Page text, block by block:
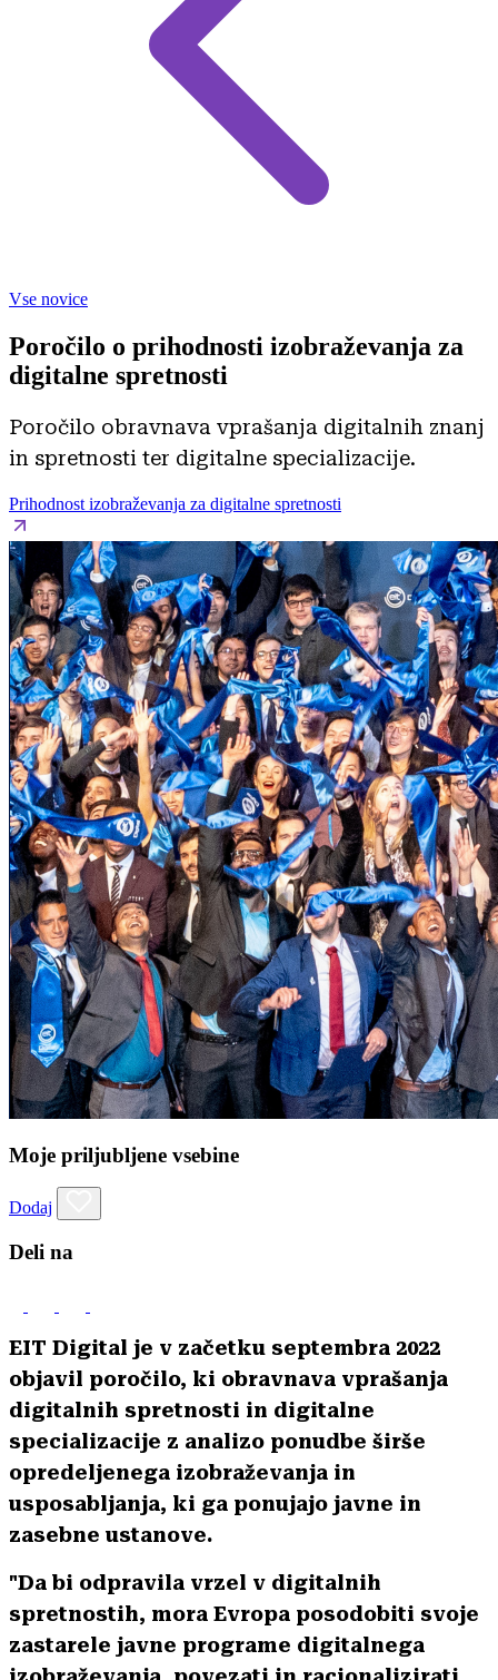
Vse novice
Poročilo o prihodnosti izobraževanja za
digitalne spretnosti
Poročilo obravnava vprašanja digitalnih znanj
in spretnosti ter digitalne specializacije.
Prihodnost izobraževanja za digitalne spretnosti
Moje priljubljene vsebine
Dodaj
Deli na
EIT Digital je v začetku septembra 2022
objavil poročilo, ki obravnava vprašanja
digitalnih spretnosti in digitalne
specializacije z analizo ponudbe širše
opredeljenega izobraževanja in
usposabljanja, ki ga ponujajo javne in
zasebne ustanove.
"Da bi odpravila vrzel v digitalnih
spretnostih, mora Evropa posodobiti svoje
zastarele javne programe digitalnega